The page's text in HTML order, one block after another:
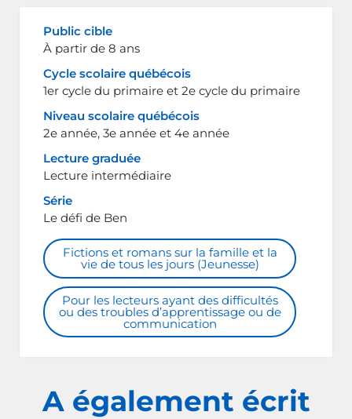
Public cible
À partir de 8 ans
Cycle scolaire québécois
1er cycle du primaire et 2e cycle du primaire
Niveau scolaire québécois
2e année, 3e année et 4e année
Lecture graduée
Lecture intermédiaire
Série
Le défi de Ben
Fictions et romans sur la famille et la
vie de tous les jours (Jeunesse)
Pour les lecteurs ayant des difficultés
ou des troubles d’apprentissage ou de
communication
A également écrit